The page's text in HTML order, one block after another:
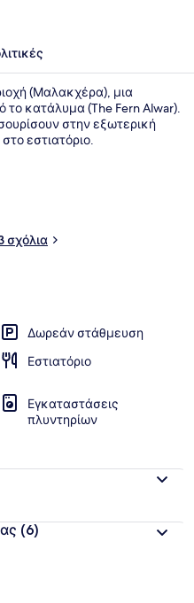
(Μαλακχέρα), μια
το κατάλυμα (The Fern Alwar).
στην εξωτερική
εστιατόριο.
σχόλια
Δωρεάν στάθμευση
Εστιατόριο
Εγκαταστάσεις
πλυντηρίων
(6)